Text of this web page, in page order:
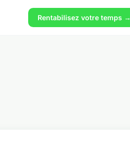
Rentabilisez votre temps →